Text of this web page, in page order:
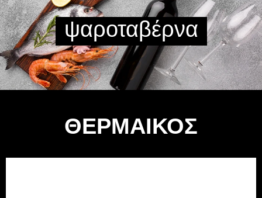
ψαροταβέρνα
ΘΕΡΜΑΙΚΟΣ